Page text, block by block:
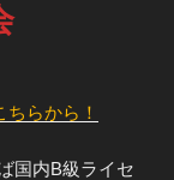
らから！
国内B級ライセ